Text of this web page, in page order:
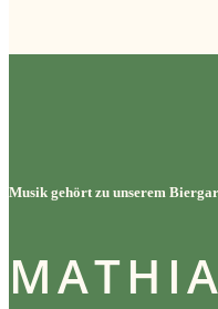
Musik gehört zu unserem